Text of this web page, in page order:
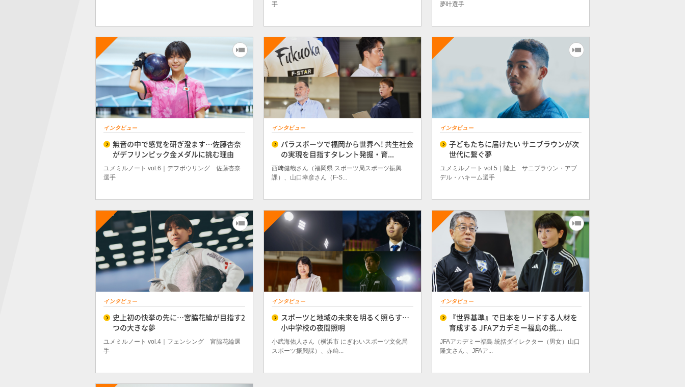
手
夢叶選手
インタビュー
無音の中で感覚を研ぎ澄ます…佐藤杏奈
がデフリンピック金メダルに挑む理由
ユメミルノート vol.6｜デフボウリング 佐藤杏奈
選手
インタビュー
パラスポーツで福岡から世界へ! 共生社会
の実現を目指すタレント発掘・育...
西﨑健哉さん（福岡県 スポーツ局スポーツ振興
課）、山口幸彦さん（F-S...
インタビュー
子どもたちに届けたい サニブラウンが次
世代に繋ぐ夢
ユメミルノート vol.5｜陸上 サニブラウン・アブ
デル・ハキーム選手
インタビュー
史上初の快挙の先に…宮脇花綸が目指す2
つの大きな夢
ユメミルノート vol.4｜フェンシング 宮脇花綸選
手
インタビュー
スポーツと地域の未来を明るく照らす…
小中学校の夜間照明
小武海佑人さん（横浜市 にぎわいスポーツ文化局
スポーツ振興課）、赤﨑...
インタビュー
『世界基準』で日本をリードする人材を
育成する JFAアカデミー福島の挑...
JFAアカデミー福島 統括ダイレクター（男女）山口
隆文さん 、JFAア...